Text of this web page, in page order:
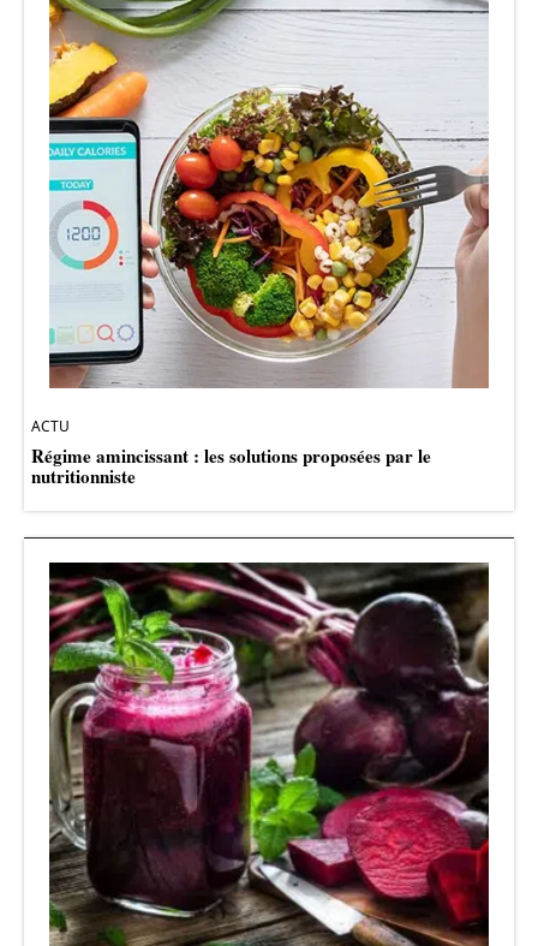
ACTU
Régime amincissant : les solutions proposées par le
nutritionniste